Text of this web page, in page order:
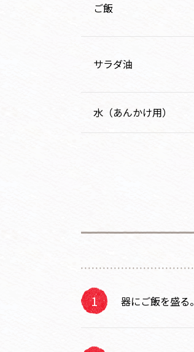
ご飯
サラダ油
水（あんかけ用）
器にご飯を盛る。